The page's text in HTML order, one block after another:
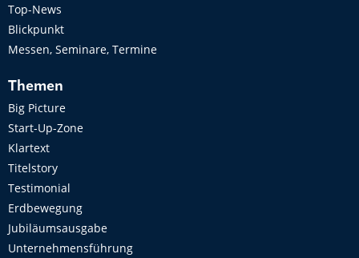
Top-News
Blickpunkt
Messen, Seminare, Termine
Themen
Big Picture
Start-Up-Zone
Klartext
Titelstory
Testimonial
Erdbewegung
Jubiläumsausgabe
Unternehmensführung